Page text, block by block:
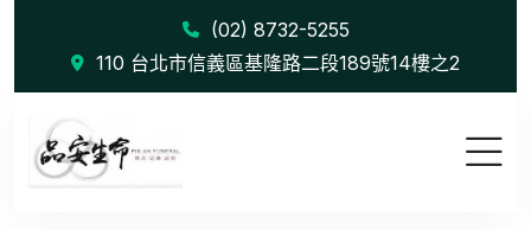
(02) 8732-5255
110 台北市信義區基隆路二段189號14樓之2